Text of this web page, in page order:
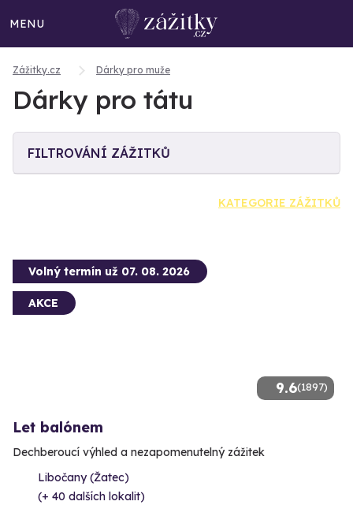
MENU
Zážitky.cz Dárky pro muže
Dárky pro tátu
FILTROVÁNÍ ZÁŽITKŮ
KATEGORIE ZÁŽITKŮ
9.6(1897)
Volný termín už 07. 08. 2026
AKCE
Let balónem
Dechberoucí výhled a nezapomenutelný zážitek
Libočany (Žatec)
(+ 40 dalších lokalit)